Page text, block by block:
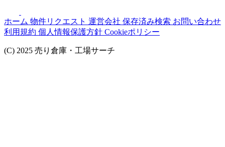
ホーム 物件リクエスト 運営会社 保存済み検索 お問い合わせ
利用規約 個人情報保護方針 Cookieポリシー
(C) 2025 売り倉庫・工場サーチ